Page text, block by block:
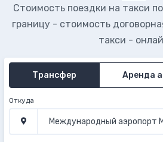
Стоимость поездки на такси
границу - стоимость
такси -
Трансфер Аренда
Откуда